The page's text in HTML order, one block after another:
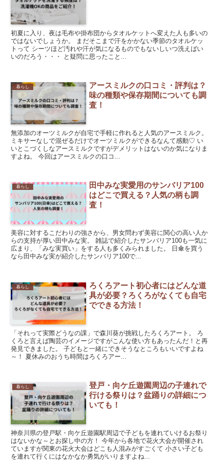
初夏に入り、夜は毛布や掛布団からタオルケットへ変えた人も多いの
ではないでしょうか。 まだそこまで汗をかかない季節のタオルケッ
トって シーツほど汚れや汗が気になるものでもないしいつ洗えばい
いのだろう・・・ と疑問に思ったこと...
暮らし
アースミルクの口コミ・評判は？
味の種類や保存期間についても調
査！
無添加のオーツミルクが自宅で手軽に作れると人気のアースミルク。
ミキサーなしで混ぜるだけでオーツミルクができるなんて感動♡ い
いとこづくしなアースミルクですがデメリットはないのか気になりま
すよね。 今回はアースミルクの口コ...
暮らし
田中みな実愛用のサンバリア100
はどこで買える？人気の柄も調
査！
美容に対するこだわりの強さから、男女問わず美容に関心の高い人か
らの支持が厚い田中みな実。 雑誌で紹介したサンバリア100も一気に
広まり、「みな実買い」をする人も多くみられました。 日傘を買う
なら田中みな実が紹介したサンバリア100で...
暮らし
ろくろアート初心者にはどんな道
具が必要？ろくろがなくても自宅
でできる方法！
「それって実際どうなの課」で森川葵が挑戦したろくろアート。 ろ
くろと言えば陶芸のイメージですがこんな使い方もあったんだ！と再
発見できました。 子どもと一緒にできそうなところもいいですよね
～！ 夏休みのおうち時間はろくろアー...
暮らし
登戸・向ケ丘遊園周辺の子連れで
行ける祭りは？盆踊りの詳細につ
いても！
神奈川県の登戸駅・向ケ丘遊園駅周辺で子どもを連れていけるお祭り
はないかな～とお探し中の方！ 今年から各地で花火大会が開催され
ていますが関東の花火大会はどこも人混みがすごくて 小さい子ども
を連れて行くにはなかなか勇気がいりますよね...